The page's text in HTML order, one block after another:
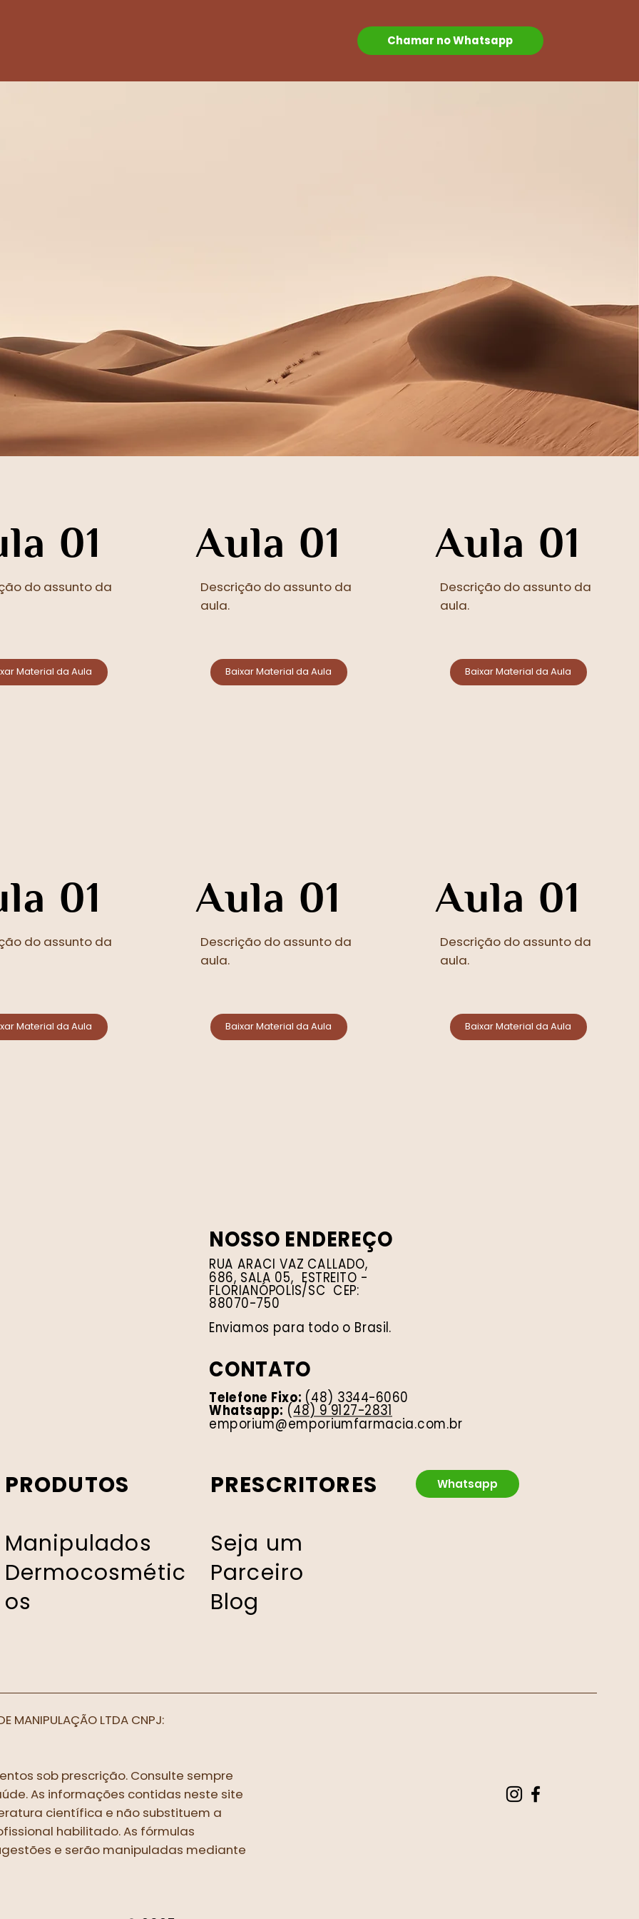
Chamar no Whatsapp
01
do assunto da
Material da Aula
Aula 01
Descrição do assunto da
aula.
Baixar Material da Aula
Aula 01
Descrição do assunto da
aula.
Baixar Material da Aula
01
do assunto da
Material da Aula
Aula 01
Descrição do assunto da
aula.
Baixar Material da Aula
Aula 01
Descrição do assunto da
aula.
Baixar Material da Aula
NOSSO ENDEREÇO
RUA ARACI VAZ CALLADO,
686, SALA 05, ESTREITO -
FLORIANÓPOLIS/SC CEP:
88070-750
Enviamos para todo o Brasil.
CONTATO
Telefone Fixo: (48) 3344-6060
Whatsapp: (48) 9 9127-2831
emporium@emporiumfarmacia.com.br
PRODUTOS
Manipulados
Dermocosmétic
os
PRESCRITORES
Seja um
Parceiro
Blog
Whatsapp
MANIPULAÇÃO LTDA CNPJ:
sob prescrição. Consulte sempre
As informações contidas neste site
científica e não substituem a
habilitado. As fórmulas
e serão manipuladas mediante